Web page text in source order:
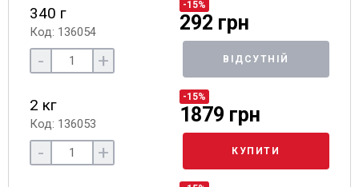
340 г
Код: 136054
-15%
292 грн
- + ВІДСУТНІЙ
2 кг
Код: 136053
-15%
1879 грн
- + КУПИТИ